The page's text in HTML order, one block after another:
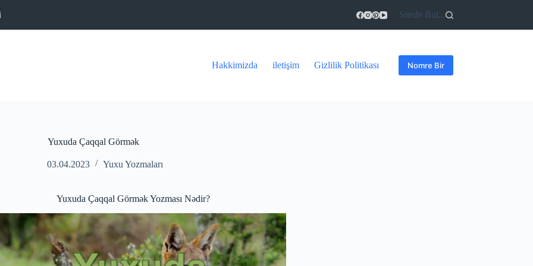
Sitede Bul...
Hakkimizda iletişim Gizlilik Politikası Nomre Bir
Yuxuda Çaqqal Görmək
03.04.2023 Yuxu Yozmaları
Yuxuda Çaqqal Görmək Yozması Nədir?